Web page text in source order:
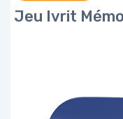
Jeu Ivrit Mémo